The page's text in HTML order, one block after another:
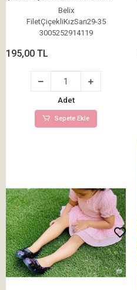
Belix
FiletÇiçekliKızSarı29-35
3005252914119
195,00 TL
Adet
Sepete Ekle